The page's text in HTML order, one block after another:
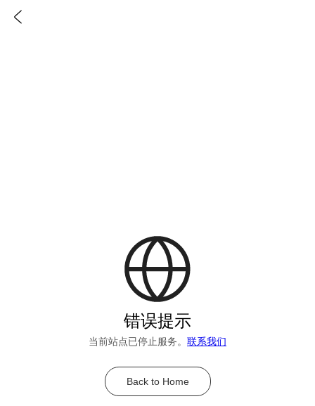
错误提示
当前站点已停止服务。 联系我们
Back to Home